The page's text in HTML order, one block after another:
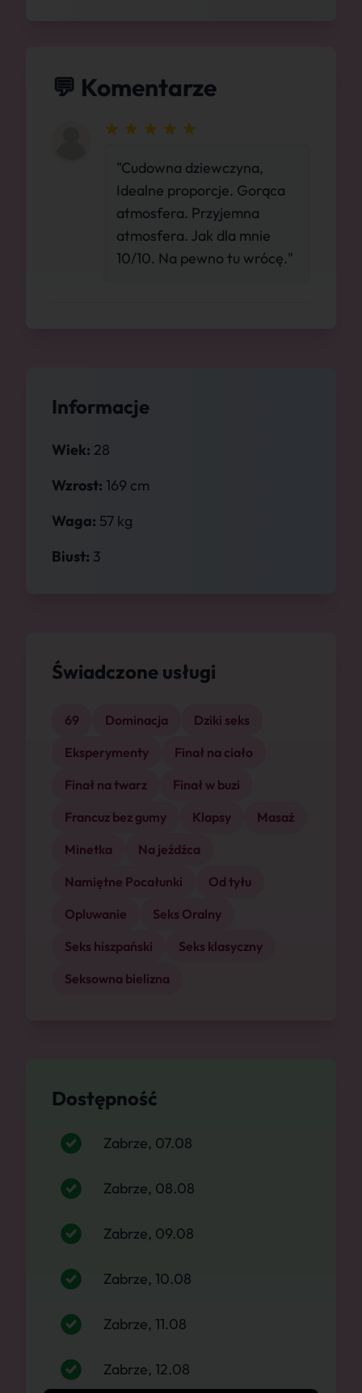
Informacje
Wiek: 28
Wzrost: 169 cm
Waga: 57 kg
Biust: 3
Świadczone usługi
69 Dominacja
Dziki seks
Eksperymenty
Finał na ciało
Finał na twarz
Finał w buzi
Francuz bez gumy
Klapsy
Masaż
Minetka
Na jeźdźca
Namiętne Pocałunki
Od tyłu
Opluwanie
Seks Oralny
Seks hiszpański
Seks klasyczny
Seksowna bielizna
Dostępność
Zabrze, 07.08
Zabrze, 08.08
Zabrze, 09.08
Zabrze, 10.08
Zabrze, 11.08
Zabrze, 12.08
💬 Komentarze
"Cudowna dziewczyna,
Idealne proporcje. Gorąca
atmosfera. Przyjemna
atmosfera. Jak dla mnie
10/10. Na pewno tu wrócę."